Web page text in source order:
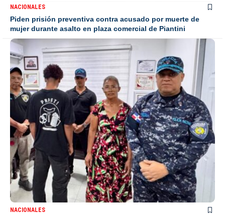
NACIONALES
Piden prisión preventiva contra acusado por muerte de
mujer durante asalto en plaza comercial de Piantini
NACIONALES